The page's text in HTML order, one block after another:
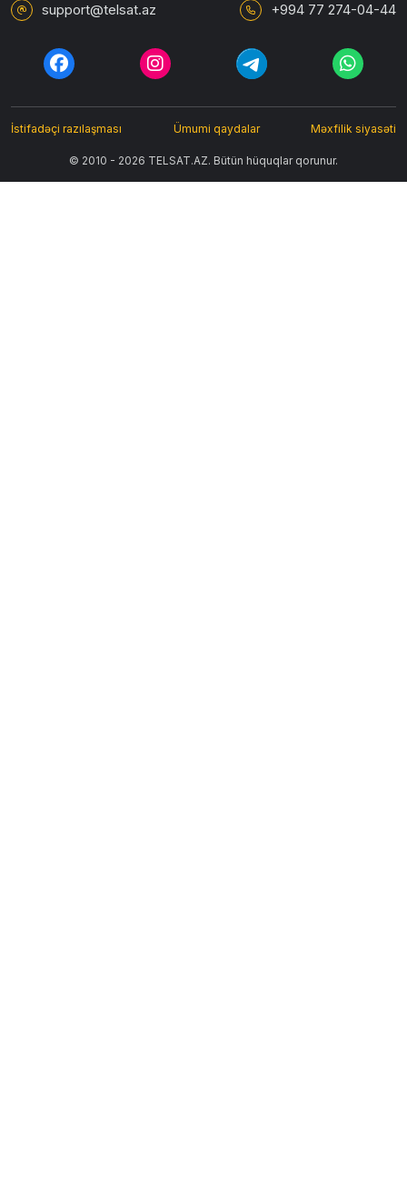
support@telsat.az +994 77 274-04-44
© 2010 - 2026 TELSAT.AZ. Bütün hüquqlar qorunur.
İstifadəçi razılaşması Ümumi qaydalar Məxfilik siyasəti